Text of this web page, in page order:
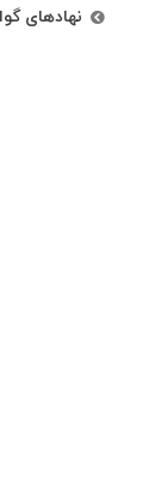
نهادهای